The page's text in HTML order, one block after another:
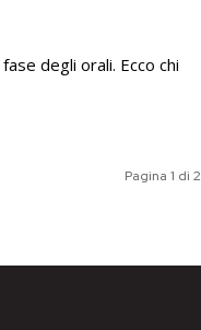
degli orali. Ecco chi
Pagina 1 di 2